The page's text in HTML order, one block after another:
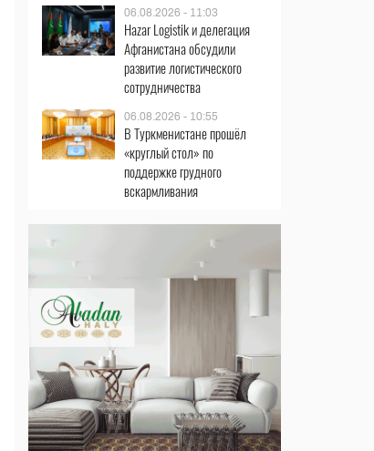
06.08.2026 - 11:03
Hazar Logistik и делегация
Афганистана обсудили
развитие логистического
сотрудничества
06.08.2026 - 10:55
В Туркменистане прошёл
«круглый стол» по
поддержке грудного
вскармливания